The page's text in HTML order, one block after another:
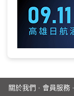
關於我們 · 會員服務·